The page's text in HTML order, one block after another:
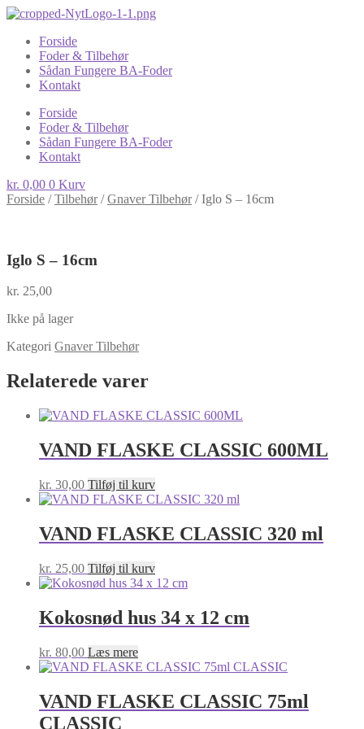
Forside
Foder & Tilbehør
Sådan Fungere BA-Foder
Kontakt
Forside
Foder & Tilbehør
Sådan Fungere BA-Foder
Kontakt
kr. 0,00 0 Kurv
Forside /Tilbehør/Gnaver Tilbehør/Iglo S – 16cm
Iglo S – 16cm
kr. 25,00
Ikke på lager
Kategori Gnaver Tilbehør
Relaterede varer
VAND FLASKE CLASSIC 600ML
kr. 30,00 Tilføj til kurv
VAND FLASKE CLASSIC 320 ml
kr. 25,00 Tilføj til kurv
Kokosnød hus 34 x 12 cm
kr. 80,00 Læs mere
VAND FLASKE CLASSIC 75ml
CLASSIC